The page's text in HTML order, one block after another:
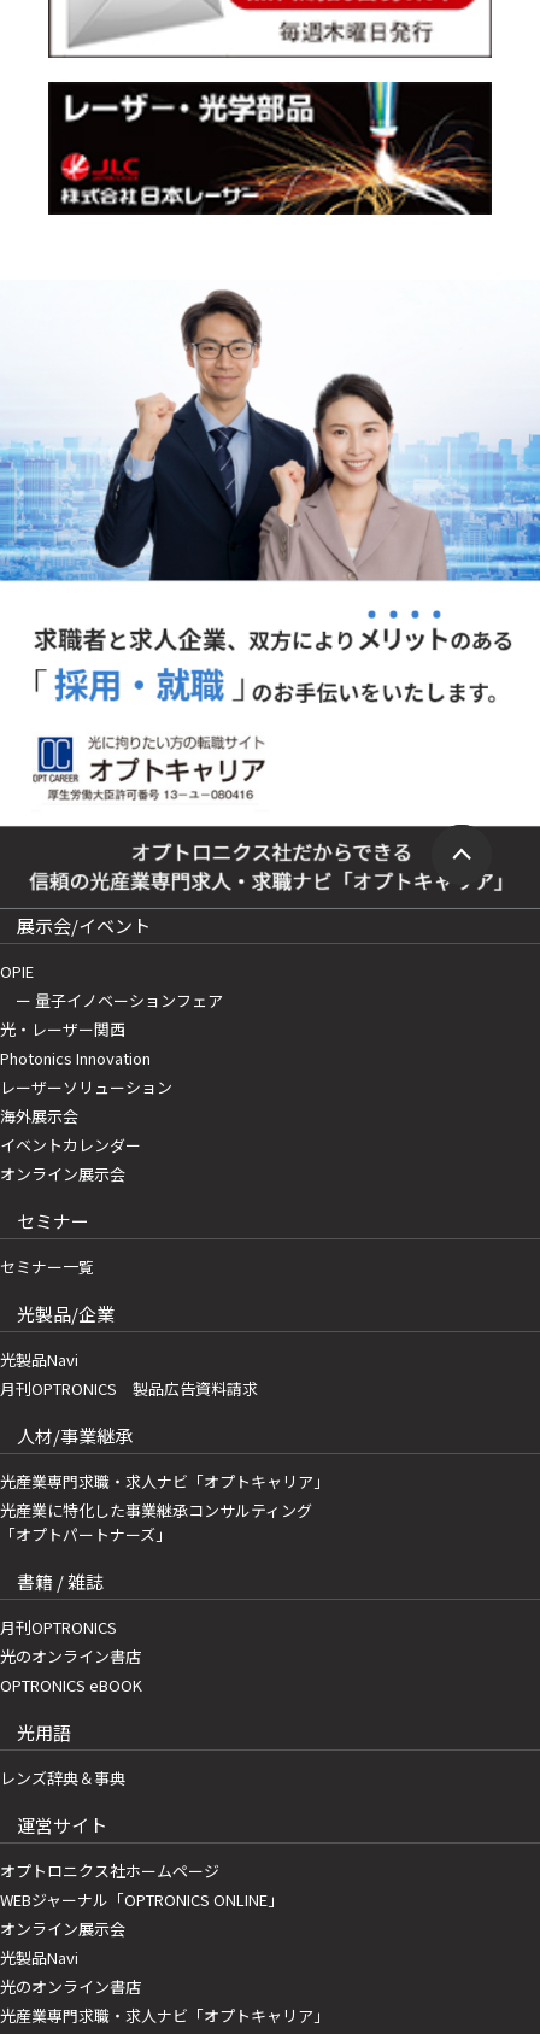
展示会/イベント
OPIE
ー 量子イノベーションフェア
光・レーザー関西
Photonics Innovation
レーザーソリューション
海外展示会
イベントカレンダー
オンライン展示会
セミナー
セミナー一覧
光製品/企業
光製品Navi
月刊OPTRONICS 製品広告資料請求
人材/事業継承
光産業専門求職・求人ナビ「オプトキャリア」
光産業に特化した事業継承コンサルティング
「オプトパートナーズ」
書籍 / 雑誌
月刊OPTRONICS
光のオンライン書店
OPTRONICS eBOOK
光用語
レンズ辞典＆事典
運営サイト
オプトロニクス社ホームページ
WEBジャーナル「OPTRONICS ONLINE」
オンライン展示会
光製品Navi
光のオンライン書店
光産業専門求職・求人ナビ「オプトキャリア」